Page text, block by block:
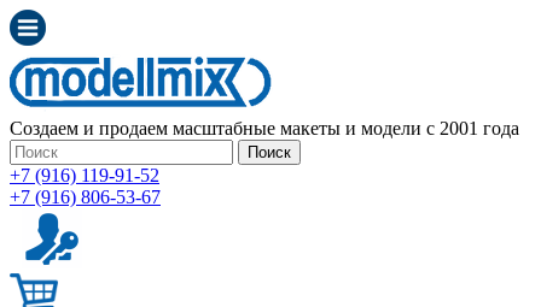
Создаем и продаем масштабные макеты и модели с 2001 года
Поиск
+7 (916) 119-91-52
+7 (916) 806-53-67